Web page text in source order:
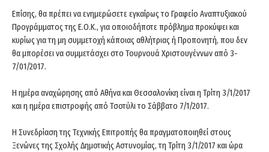
Επίσης, θα πρέπει να ενημερώσετε εγκαίρως το Γραφείο Αναπτυξιακού
Προγράμματος της Ε.Ο.Κ., για οποιοδήποτε πρόβλημα προκύψει και
κυρίως για τη μη συμμετοχή κάποιας αθλήτριας ή Προπονητή, που δεν
θα μπορέσει να συμμετάσχει στο Τουρνουά Χριστουγέννων από 3-
7/01/2017.
Η ημέρα αναχώρησης από Αθήνα και Θεσσαλονίκη είναι η Τρίτη 3/1/2017
και η ημέρα επιστροφής από Τσοτύλι το Σάββατο 7/1/2017.
Η Συνεδρίαση της Τεχνικής Επιτροπής θα πραγματοποιηθεί στους
Ξενώνες της Σχολής Δημοτικής Αστυνομίας, τη Τρίτη 3/1/2017 και ώρα